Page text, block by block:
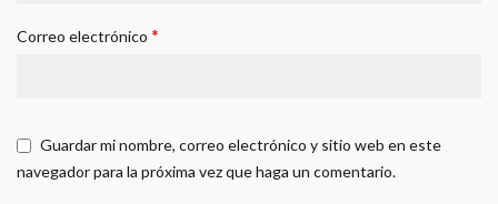
Correo electrónico *
Guardar mi nombre, correo electrónico y sitio web en este
navegador para la próxima vez que haga un comentario.